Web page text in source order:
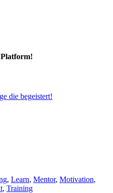
die begeistert!
, Learn, Mentor, Motivation,
, Training